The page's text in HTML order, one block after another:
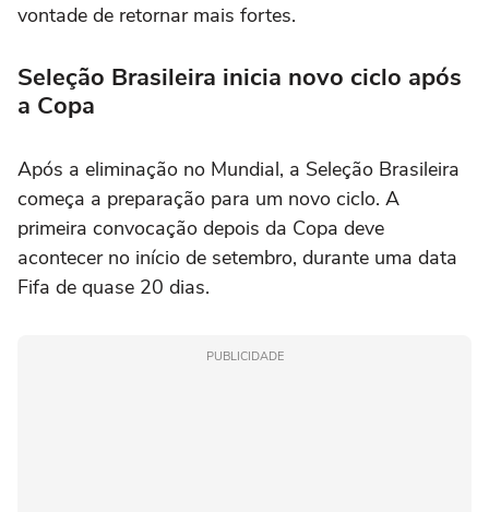
vontade de retornar mais fortes.
Seleção Brasileira inicia novo ciclo após
a Copa
Após a eliminação no Mundial, a Seleção Brasileira
começa a preparação para um novo ciclo. A
primeira convocação depois da Copa deve
acontecer no início de setembro, durante uma data
Fifa de quase 20 dias.
PUBLICIDADE